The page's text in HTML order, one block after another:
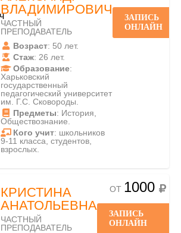
ВЛАДИМИРОВИЧ
ЧАСТНЫЙ
ПРЕПОДАВАТЕЛЬ
Возраст: 50 лет.
Стаж: 26 лет.
Образование:
Харьковский
государственный
педагогический университет
им. Г.С. Сковороды.
Предметы: История,
Обществознание.
Кого учит: школьников
9-11 класса, студентов,
взрослых.
ЗАПИСЬ
ОНЛАЙН
КРИСТИНА
АНАТОЛЬЕВНА
ЧАСТНЫЙ
ПРЕПОДАВАТЕЛЬ
ОТ 1000
ЗАПИСЬ
ОНЛАЙН